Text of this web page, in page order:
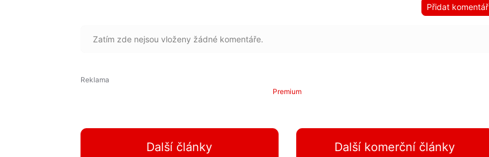
Přidat komentář
Zatím zde nejsou vloženy žádné komentáře.
Premium
Další články Další komerční články